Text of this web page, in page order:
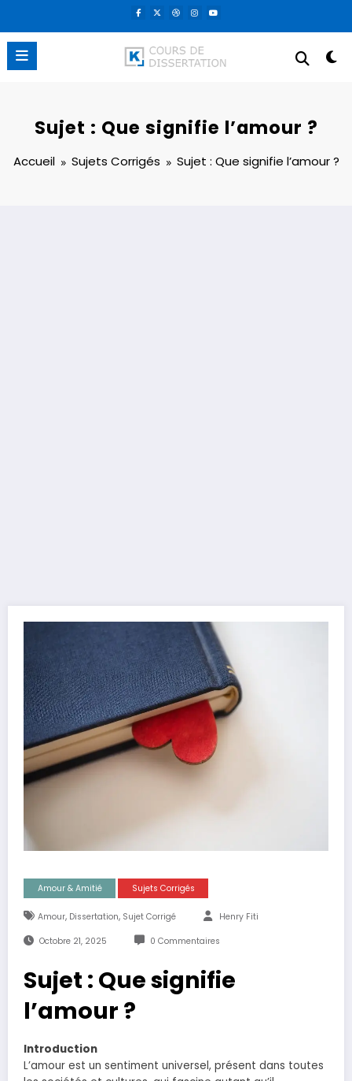
contenu
Sujet : Que signifie l’amour ?
Accueil Sujets Corrigés Sujet : Que signifie l’amour ?
Amour & Amitié Sujets Corrigés
Amour, Dissertation, Sujet Corrigé Henry Fiti
Octobre 21, 2025 0 Commentaires
Sujet : Que signifie
l’amour ?
Introduction
L’amour est un sentiment universel, présent dans toutes